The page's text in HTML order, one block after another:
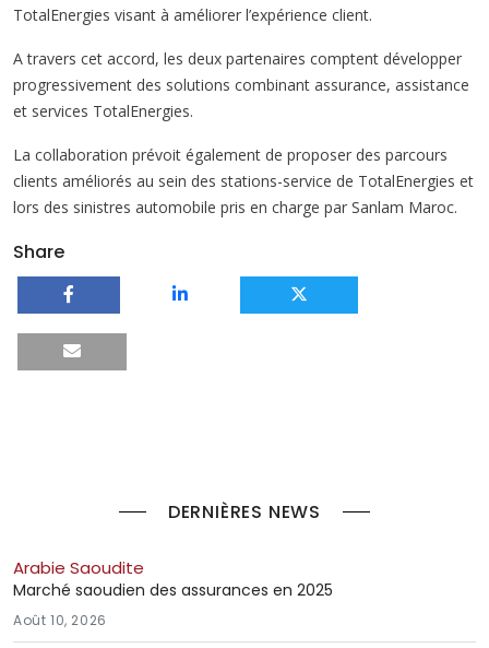
TotalEnergies visant à améliorer l’expérience client.
A travers cet accord, les deux partenaires comptent développer
progressivement des solutions combinant assurance, assistance
et services TotalEnergies.
La collaboration prévoit également de proposer des parcours
clients améliorés au sein des stations-service de TotalEnergies et
lors des sinistres automobile pris en charge par Sanlam Maroc.
Share
DERNIÈRES NEWS
Arabie Saoudite
Marché saoudien des assurances en 2025
Août 10, 2026